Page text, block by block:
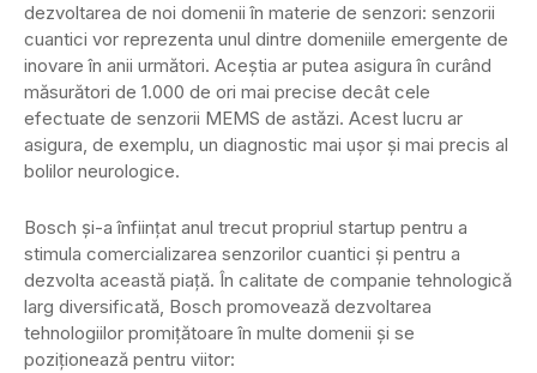
dezvoltarea de noi domenii în materie de senzori: senzorii
cuantici vor reprezenta unul dintre domeniile emergente de
inovare în anii următori. Aceștia ar putea asigura în curând
măsurători de 1.000 de ori mai precise decât cele
efectuate de senzorii MEMS de astăzi. Acest lucru ar
asigura, de exemplu, un diagnostic mai ușor și mai precis al
bolilor neurologice.
Bosch și-a înființat anul trecut propriul startup pentru a
stimula comercializarea senzorilor cuantici și pentru a
dezvolta această piață. În calitate de companie tehnologică
larg diversificată, Bosch promovează dezvoltarea
tehnologiilor promițătoare în multe domenii și se
poziționează pentru viitor: